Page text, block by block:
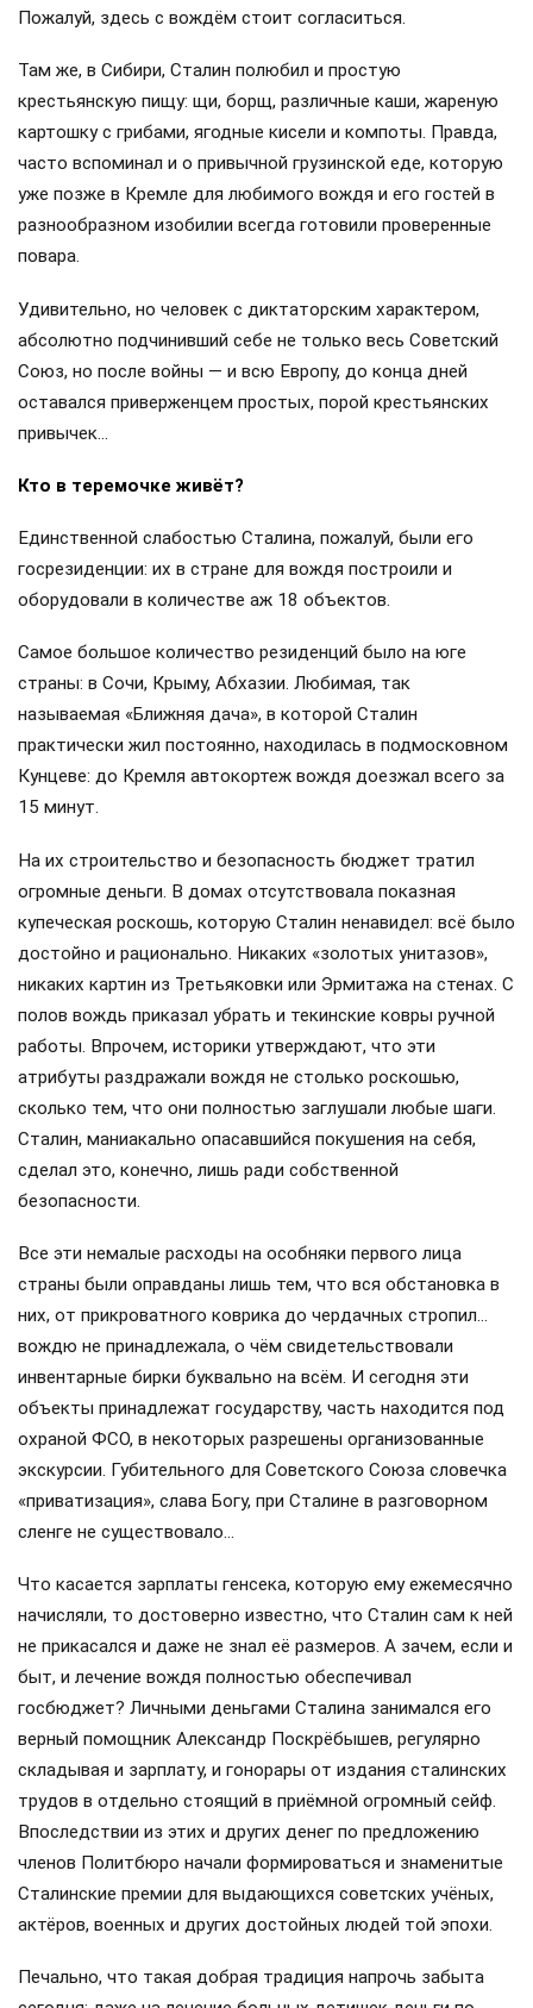
Пожалуй, здесь с вождём стоит согласиться.
Там же, в Сибири, Сталин полюбил и простую
крестьянскую пищу: щи, борщ, различные каши, жареную
картошку с грибами, ягодные кисели и компоты. Правда,
часто вспоминал и о привычной грузинской еде, которую
уже позже в Кремле для любимого вождя и его гостей в
разнообразном изобилии всегда готовили проверенные
повара.
Удивительно, но человек с диктаторским характером,
абсолютно подчинивший себе не только весь Советский
Союз, но после войны — и всю Европу, до конца дней
оставался приверженцем простых, порой крестьянских
привычек…
Кто в теремочке живёт?
Единственной слабостью Сталина, пожалуй, были его
госрезиденции: их в стране для вождя построили и
оборудовали в количестве аж 18 объектов.
Самое большое количество резиденций было на юге
страны: в Сочи, Крыму, Абхазии. Любимая, так
называемая «Ближняя дача», в которой Сталин
практически жил постоянно, находилась в подмосковном
Кунцеве: до Кремля автокортеж вождя доезжал всего за
15 минут.
На их строительство и безопасность бюджет тратил
огромные деньги. В домах отсутствовала показная
купеческая роскошь, которую Сталин ненавидел: всё было
достойно и рационально. Никаких «золотых унитазов»,
никаких картин из Третьяковки или Эрмитажа на стенах. С
полов вождь приказал убрать и текинские ковры ручной
работы. Впрочем, историки утверждают, что эти
атрибуты раздражали вождя не столько роскошью,
сколько тем, что они полностью заглушали любые шаги.
Сталин, маниакально опасавшийся покушения на себя,
сделал это, конечно, лишь ради собственной
безопасности.
Все эти немалые расходы на особняки первого лица
страны были оправданы лишь тем, что вся обстановка в
них, от прикроватного коврика до чердачных стропил…
вождю не принадлежала, о чём свидетельствовали
инвентарные бирки буквально на всём. И сегодня эти
объекты принадлежат государству, часть находится под
охраной ФСО, в некоторых разрешены организованные
экскурсии. Губительного для Советского Союза словечка
«приватизация», слава Богу, при Сталине в разговорном
сленге не существовало…
Что касается зарплаты генсека, которую ему ежемесячно
начисляли, то достоверно известно, что Сталин сам к ней
не прикасался и даже не знал её размеров. А зачем, если и
быт, и лечение вождя полностью обеспечивал
госбюджет? Личными деньгами Сталина занимался его
верный помощник Александр Поскрёбышев, регулярно
складывая и зарплату, и гонорары от издания сталинских
трудов в отдельно стоящий в приёмной огромный сейф.
Впоследствии из этих и других денег по предложению
членов Политбюро начали формироваться и знаменитые
Сталинские премии для выдающихся советских учёных,
актёров, военных и других достойных людей той эпохи.
Печально, что такая добрая традиция напрочь забыта